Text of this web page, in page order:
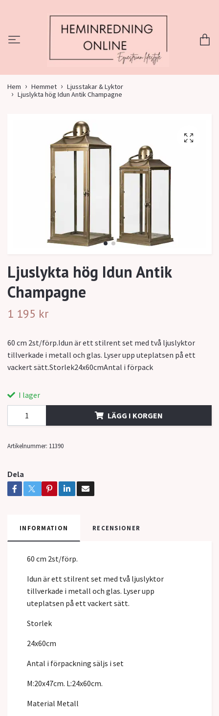
Hem Hemmet
Ljusstakar & Lyktor
Ljuslykta hög Idun Antik Champagne
Ljuslykta hög Idun Antik
Champagne
1 195 kr
60 cm 2st/förp.Idun är ett stilrent set med två ljuslyktor
tillverkade i metall och glas. Lyser upp uteplatsen på ett
vackert sätt.Storlek24x60cmAntal i förpack
I lager
LÄGG I KORGEN
Artikelnummer: 11390
Dela
INFORMATION RECENSIONER
60 cm 2st/förp.
Idun är ett stilrent set med två ljuslyktor
tillverkade i metall och glas. Lyser upp
uteplatsen på ett vackert sätt.
Storlek
24x60cm
Antal i förpackning säljs i set
M:20x47cm. L:24x60cm.
Material Metall